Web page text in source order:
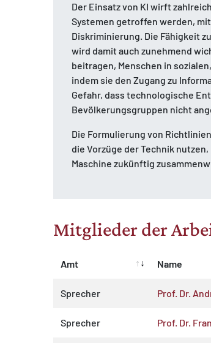
Der Einsatz von KI wirft
Systemen getroffen werden,
Diskriminierung. Die Fähigkeit
wird damit auch zunehmend
beitragen, Menschen in
indem sie den Zugang zu
Gefahr, dass technologische
Bevölkerungsgruppen nicht
Die Formulierung von
die Vorzüge der Technik
Maschine zukünftig
Mitglieder der
Amt Name
Sprecher Prof. Dr.
Sprecher Prof. Dr.